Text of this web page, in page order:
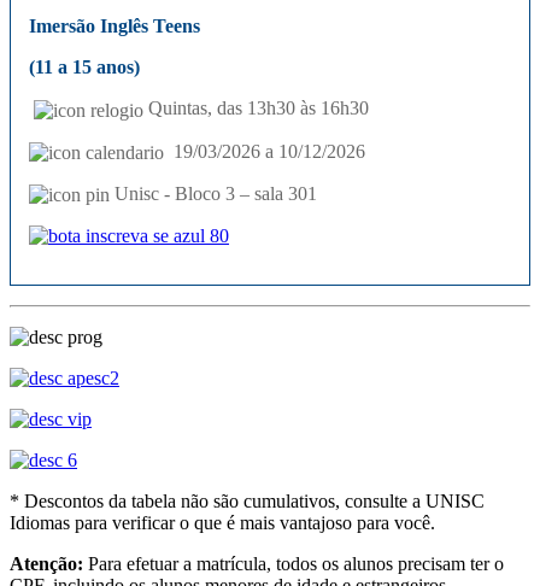
Imersão Inglês Teens
(11 a 15 anos)
Quintas, das 13h30 às 16h30
19/03/2026 a 10/12/2026
Unisc - Bloco 3 – sala 301
* Descontos da tabela não são cumulativos, consulte a UNISC
Idiomas para verificar o que é mais vantajoso para você.
Atenção: Para efetuar a matrícula, todos os alunos precisam ter o